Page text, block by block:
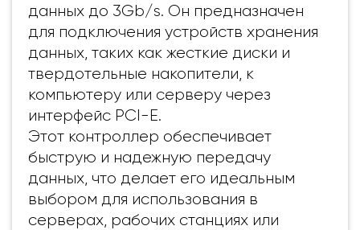
данных до 3Gb/s. Он предназначен
для подключения устройств хранения
данных, таких как жесткие диски и
твердотельные накопители, к
компьютеру или серверу через
интерфейс PCI-E.
Этот контроллер обеспечивает
быструю и надежную передачу
данных, что делает его идеальным
выбором для использования в
серверах, рабочих станциях или